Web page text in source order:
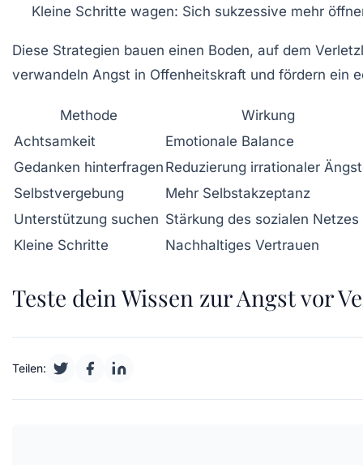
Kleine Schritte wagen: Sich sukzessive mehr
Diese Strategien bauen einen Boden, auf dem
verwandeln Angst in Offenheitskraft und fördern ein
Methode
Wirkung
Achtsamkeit
Emotionale Balance
Gedanken hinterfragen Reduzierung irrationaler
Selbstvergebung
Mehr Selbstakzeptanz
Unterstützung suchen Stärkung des sozialen Netzes
Kleine Schritte
Nachhaltiges Vertrauen
Teste dein Wissen zur Angst vor
Teilen: